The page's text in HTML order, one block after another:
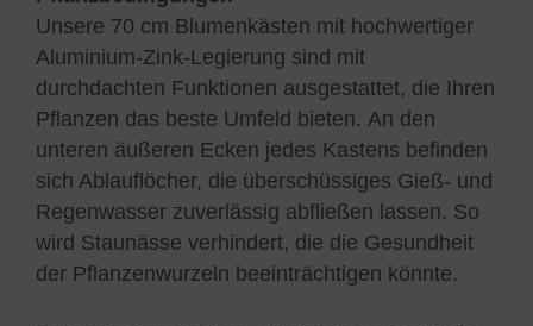
Unsere 70 cm Blumenkästen mit hochwertiger
Aluminium-Zink-Legierung sind mit
durchdachten Funktionen ausgestattet, die Ihren
Pflanzen das beste Umfeld bieten. An den
unteren äußeren Ecken jedes Kastens befinden
sich Ablauflöcher, die überschüssiges Gieß- und
Regenwasser zuverlässig abfließen lassen. So
wird Staunässe verhindert, die die Gesundheit
der Pflanzenwurzeln beeinträchtigen könnte.